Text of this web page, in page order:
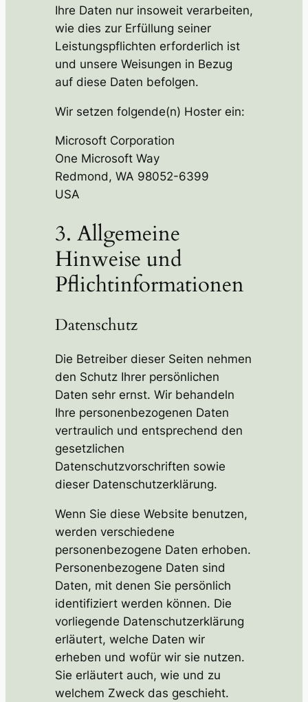
Ihre Daten nur insoweit verarbeiten,
wie dies zur Erfüllung seiner
Leistungspflichten erforderlich ist
und unsere Weisungen in Bezug
auf diese Daten befolgen.
Wir setzen folgende(n) Hoster ein:
Microsoft Corporation
One Microsoft Way
Redmond, WA 98052-6399
USA
3. Allgemeine
Hinweise und
Pflicht­informationen
Datenschutz
Die Betreiber dieser Seiten nehmen
den Schutz Ihrer persönlichen
Daten sehr ernst. Wir behandeln
Ihre personenbezogenen Daten
vertraulich und entsprechend den
gesetzlichen
Datenschutzvorschriften sowie
dieser Datenschutzerklärung.
Wenn Sie diese Website benutzen,
werden verschiedene
personenbezogene Daten erhoben.
Personenbezogene Daten sind
Daten, mit denen Sie persönlich
identifiziert werden können. Die
vorliegende Datenschutzerklärung
erläutert, welche Daten wir
erheben und wofür wir sie nutzen.
Sie erläutert auch, wie und zu
welchem Zweck das geschieht.